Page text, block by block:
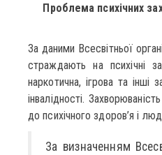
Проблема психічних
За даними Всесвітньої
страждають на психічні
наркотична, ігрова та
інвалідності.
до психічного здоров’я і
За визначенням